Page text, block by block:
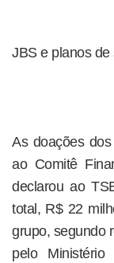
JBS e planos de
As doações
ao Comitê
declarou ao
total, R$ 22
grupo, segundo
pelo